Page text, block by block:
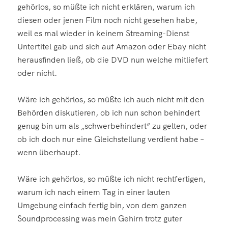
gehörlos, so müßte ich nicht erklären, warum ich
diesen oder jenen Film noch nicht gesehen habe,
weil es mal wieder in keinem Streaming-Dienst
Untertitel gab und sich auf Amazon oder Ebay nicht
herausfinden ließ, ob die DVD nun welche mitliefert
oder nicht.
Wäre ich gehörlos, so müßte ich auch nicht mit den
Behörden diskutieren, ob ich nun schon behindert
genug bin um als „schwerbehindert“ zu gelten, oder
ob ich doch nur eine Gleichstellung verdient habe –
wenn überhaupt.
Wäre ich gehörlos, so müßte ich nicht rechtfertigen,
warum ich nach einem Tag in einer lauten
Umgebung einfach fertig bin, von dem ganzen
Soundprocessing was mein Gehirn trotz guter